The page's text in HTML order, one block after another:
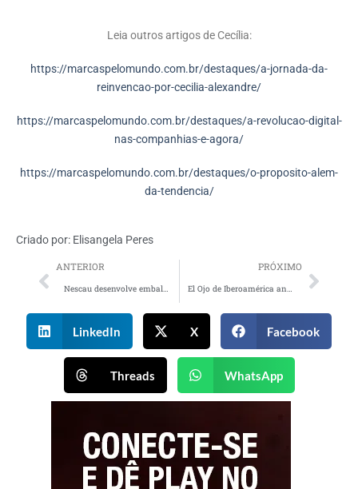
Leia outros artigos de Cecília:
https://marcaspelomundo.com.br/destaques/a-jornada-da-
reinvencao-por-cecilia-alexandre/
https://marcaspelomundo.com.br/destaques/a-revolucao-digital-
nas-companhias-e-agora/
https://marcaspelomundo.com.br/destaques/o-proposito-alem-
da-tendencia/
Criado por: Elisangela Peres
ANTERIOR
Nescau desenvolve embalagem sem tampa plástica para produto orgânico
PRÓXIMO
El Ojo de Iberoamérica anuncia os jurados brasileiros do festival
LinkedIn X Facebook
Threads WhatsApp